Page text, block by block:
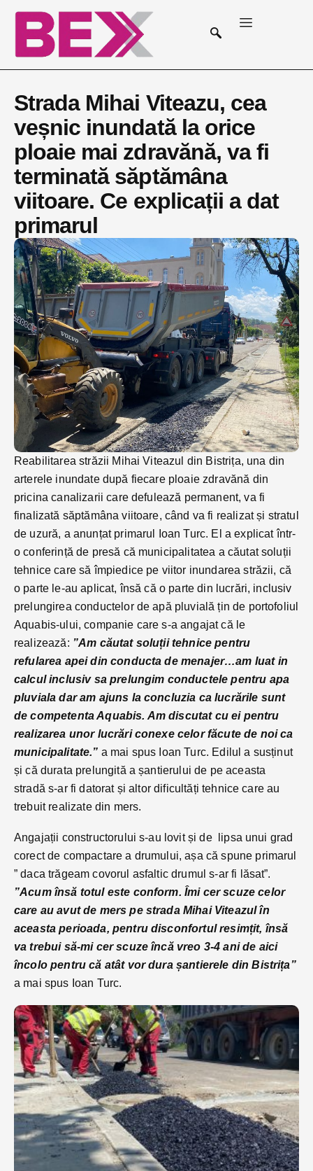
Strada Mihai Viteazu, cea
veșnic inundată la orice
ploaie mai zdravănă, va fi
terminată săptămâna
viitoare. Ce explicații a dat
primarul
Reabilitarea străzii Mihai Viteazul din Bistrița, una din
arterele inundate după fiecare ploaie zdravănă din
pricina canalizarii care defulează permanent, va fi
finalizată săptămâna viitoare, când va fi realizat și stratul
de uzură, a anunțat primarul Ioan Turc. El a explicat într-
o conferință de presă că municipalitatea a căutat soluții
tehnice care să împiedice pe viitor inundarea străzii, că
o parte le-au aplicat, însă că o parte din lucrări, inclusiv
prelungirea conductelor de apă pluvială țin de portofoliul
Aquabis-ului, companie care s-a angajat că le
realizează: ”Am căutat soluții tehnice pentru
refularea apei din conducta de menajer…am luat in
calcul inclusiv sa prelungim conductele pentru apa
pluviala dar am ajuns la concluzia ca lucrările sunt
de competenta Aquabis. Am discutat cu ei pentru
realizarea unor lucrări conexe celor făcute de noi ca
municipalitate.” a mai spus Ioan Turc. Edilul a susținut
și că durata prelungită a șantierului de pe aceasta
stradă s-ar fi datorat și altor dificultăți tehnice care au
trebuit realizate din mers.
Angajații constructorului s-au lovit și de lipsa unui grad
corect de compactare a drumului, așa că spune primarul
” daca trăgeam covorul asfaltic drumul s-ar fi lăsat”.
”Acum însă totul este conform. Îmi cer scuze celor
care au avut de mers pe strada Mihai Viteazul în
aceasta perioada, pentru disconfortul resimțit, însă
va trebui să-mi cer scuze încă vreo 3-4 ani de aici
încolo pentru că atât vor dura șantierele din Bistrița”
a mai spus Ioan Turc.